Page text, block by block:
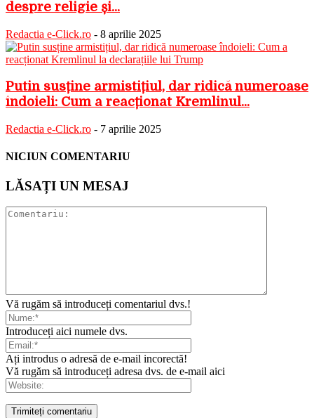
despre religie și...
Redactia e-Click.ro - 8 aprilie 2025
Putin susține armistițiul, dar ridică numeroase
îndoieli: Cum a reacționat Kremlinul...
Redactia e-Click.ro - 7 aprilie 2025
NICIUN COMENTARIU
LĂSAȚI UN MESAJ
Vă rugăm să introduceți comentariul dvs.!
Introduceți aici numele dvs.
Ați introdus o adresă de e-mail incorectă!
Vă rugăm să introduceți adresa dvs. de e-mail aici